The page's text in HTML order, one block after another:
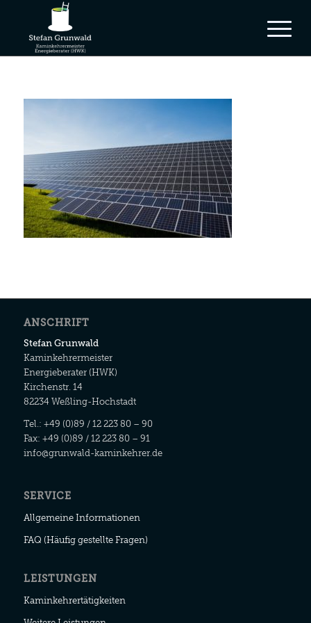
ANSCHRIFT
Stefan Grunwald
Kaminkehrermeister
Energieberater (HWK)
Kirchenstr. 14
82234 Weßling-Hochstadt
Tel.: +49 (0)89 / 12 223 80 – 90
Fax: +49 (0)89 / 12 223 80 – 91
info@grunwald-kaminkehrer.de
SERVICE
Allgemeine Informationen
FAQ (Häufig gestellte Fragen)
LEISTUNGEN
Kaminkehrertätigkeiten